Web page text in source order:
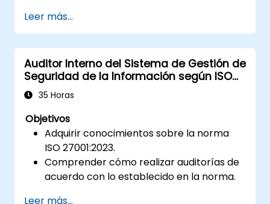
Leer más...
Auditor Interno del Sistema de Gestión de
Seguridad de la Información según ISO
27001:2023
35 Horas
Objetivos
Adquirir conocimientos sobre la norma
ISO 27001:2023.
Comprender cómo realizar auditorías de
acuerdo con lo establecido en la norma.
Leer más...